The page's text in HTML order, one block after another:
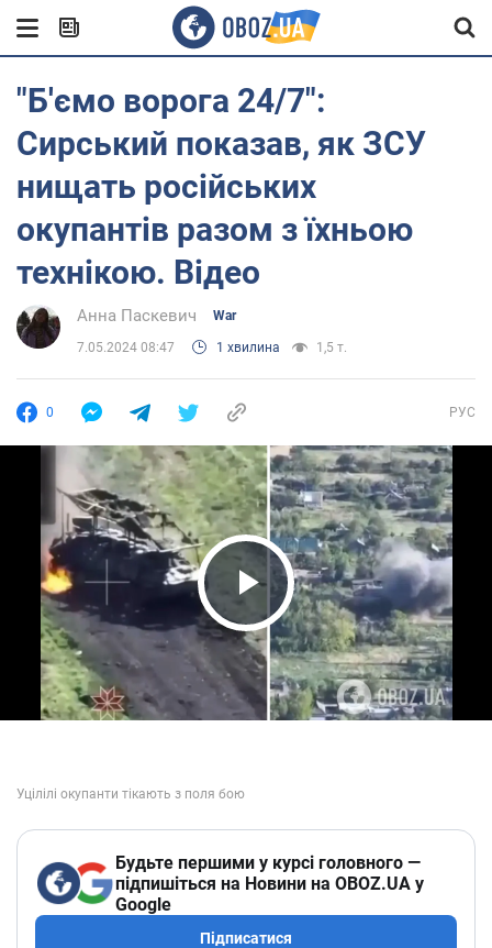
"Б'ємо ворога 24/7":
Сирський показав, як ЗСУ
нищать російських
окупантів разом з їхньою
технікою. Відео
Анна Паскевич War
7.05.2024 08:47 1 хвилина 1,5 т.
0 РУС
Play Video
Будьте першими у курсі головного —
підпишіться на Новини на OBOZ.UA у
Google
Підписатися